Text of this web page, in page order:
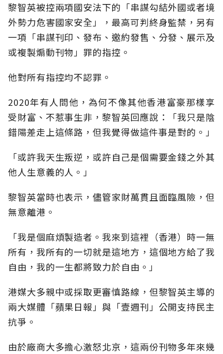
黎智英被控兩項國安法下的「串謀勾結外國或者境
外勢力危害國家安全」，最高可判終身監禁，另有
一項「串謀刊印、發布、邀約發售、分發、展示及
或複製煽動刊物」罪的指控。
他對所有指控均不認罪。
2020年有人問他，為何不像其他香港富豪那樣享
受財富、不惹事生非，黎智英回應說：「我只是陰
錯陽差走上這條路，但我覺得做這件事是對的。」
「或許我天生叛逆，或許自己是個需要金錢之外其
他人生意義的人。」
黎智英當時也表示，儘管家財萬貫且面臨風險，但
無意離港。
「我是個麻煩製造者。我來到這裡（香港）時一無
所有，我所有的一切就是這地方，這個地方給了我
自由，我的一生都將致力於自由。」
港媒大多親中或採取更審慎路線，但黎智英主導的
兩大媒體「蘋果日報」與「壹週刊」公開支持民主
抗爭。
由於廠商大多擔心激怒北京，這兩份刊物多年來幾